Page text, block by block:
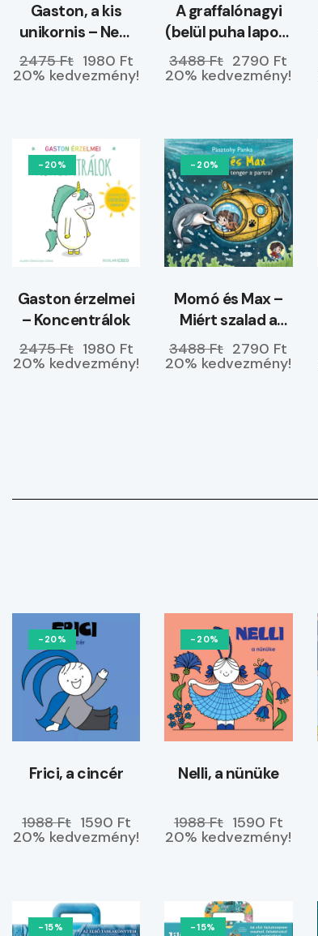
Gaston, a kis
unikornis – Nem
hagyom magam
2475 Ft 1980 Ft
20% kedvezmény!
A graffalónagyi
(belül puha lapos)
–
ELŐRENDELHETŐ
3488 Ft 2790 Ft
20% kedvezmény!
-20%
Gaston érzelmei
– Koncentrálok
2475 Ft 1980 Ft
20% kedvezmény!
-20%
Momó és Max –
Miért szalad a
tenger a partra?
3488 Ft 2790 Ft
20% kedvezmény!
-20%
Frici, a cincér
1988 Ft 1590 Ft
20% kedvezmény!
-20%
Nelli, a nünüke
1988 Ft 1590 Ft
20% kedvezmény!
-15% -15%